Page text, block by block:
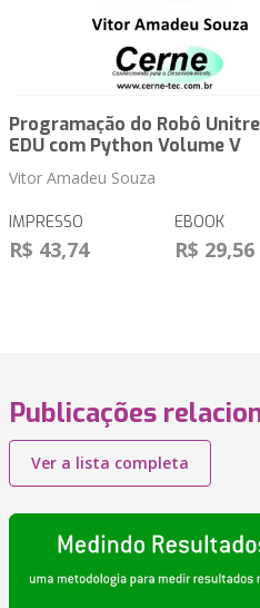
Programação do Robô
EDU com Python Volume V
Vitor Amadeu Souza
IMPRESSO
R$ 43,74
EBOOK
R$ 29,56
Publicações
Ver a lista completa